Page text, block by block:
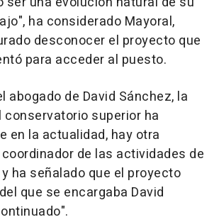
ha considerado Mayoral,
desconocer el proyecto que
para acceder al puesto.
abogado de David Sánchez, la
superior ha
en la actualidad, hay otra
de las actividades de
ha señalado que el proyecto
que se encargaba David